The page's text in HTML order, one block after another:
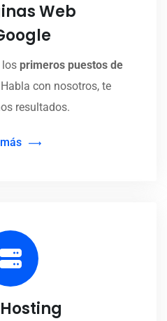
Web
los primeros puestos de
con nosotros, te
resultados.